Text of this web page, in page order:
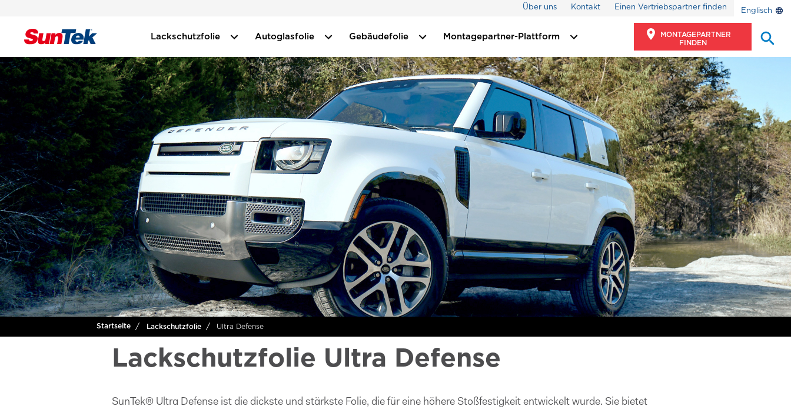
Über uns Kontakt Einen Vertriebspartner finden Englisch
Lackschutzfolie Autoglasfolie Gebäudefolie Montagepartner-Plattform
MONTAGEPARTNER
FINDEN
Startseite Lackschutzfolie Ultra Defense
Lackschutzfolie Ultra Defense
SunTek® Ultra Defense ist die dickste und stärkste Folie, die für eine höhere Stoßfestigkeit entwickelt wurde. Sie bietet